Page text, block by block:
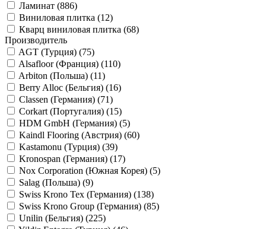
Ламинат (886)
Виниловая плитка (12)
Кварц виниловая плитка (68)
Производитель
AGT (Турция) (75)
Alsafloor (Франция) (110)
Arbiton (Польша) (11)
Berry Alloc (Бельгия) (16)
Classen (Германия) (71)
Corkart (Португалия) (15)
HDM GmbH (Германия) (5)
Kaindl Flooring (Австрия) (60)
Kastamonu (Турция) (39)
Kronospan (Германия) (17)
Nox Corporation (Южная Корея) (5)
Salag (Польша) (9)
Swiss Krono Tex (Германия) (138)
Swiss Krono Group (Германия) (85)
Unilin (Бельгия) (225)